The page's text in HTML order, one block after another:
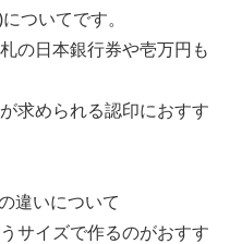
ついてです。
の日本銀行券や壱万円も
求められる認印におすす
違いについて
サイズで作るのがおすす